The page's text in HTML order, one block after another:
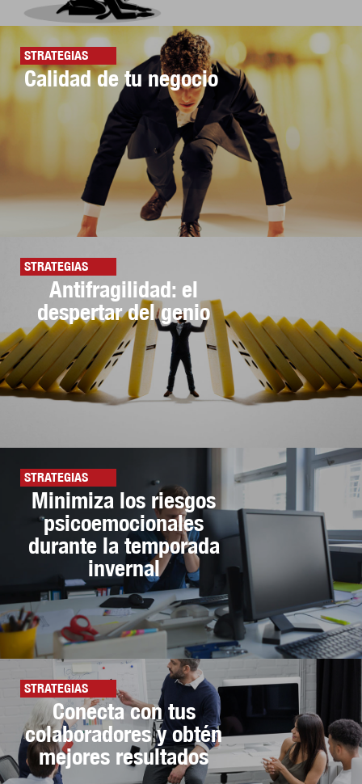
STRATEGIAS
Calidad de tu negocio
STRATEGIAS
Antifragilidad: el
despertar del genio
STRATEGIAS
Minimiza los riesgos
psicoemocionales
durante la temporada
invernal
STRATEGIAS
Conecta con tus
colaboradores y obtén
mejores resultados